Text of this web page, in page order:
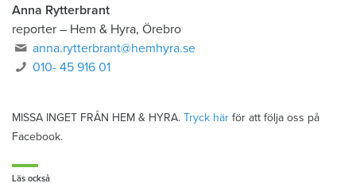
Anna Rytterbrant
reporter – Hem & Hyra, Örebro
anna.rytterbrant@hemhyra.se
010- 45 916 01
MISSA INGET FRÅN HEM & HYRA. Tryck här för att följa oss på
Facebook.
Läs också